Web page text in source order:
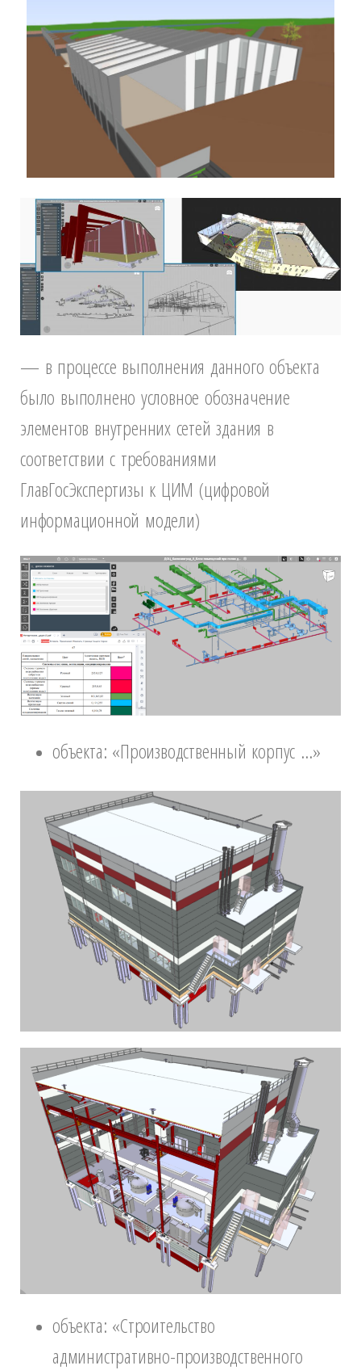
— в процессе выполнения данного объекта
было выполнено условное обозначение
элементов внутренних сетей здания в
соответствии с требованиями
ГлавГосЭкспертизы к ЦИМ (цифровой
информационной модели)
объекта: «Производственный корпус …»
объекта: «Строительство
административно-производственного